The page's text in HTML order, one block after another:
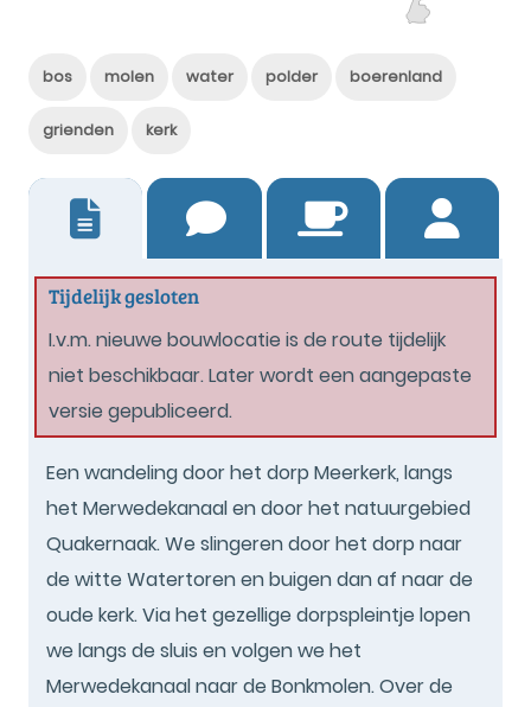
bos molen water polder boerenland
grienden kerk
Tijdelijk gesloten
I.v.m. nieuwe bouwlocatie is de route tijdelijk
niet beschikbaar. Later wordt een aangepaste
versie gepubliceerd.
Een wandeling door het dorp Meerkerk, langs
het Merwedekanaal en door het natuurgebied
Quakernaak. We slingeren door het dorp naar
de witte Watertoren en buigen dan af naar de
oude kerk. Via het gezellige dorpspleintje lopen
we langs de sluis en volgen we het
Merwedekanaal naar de Bonkmolen. Over de